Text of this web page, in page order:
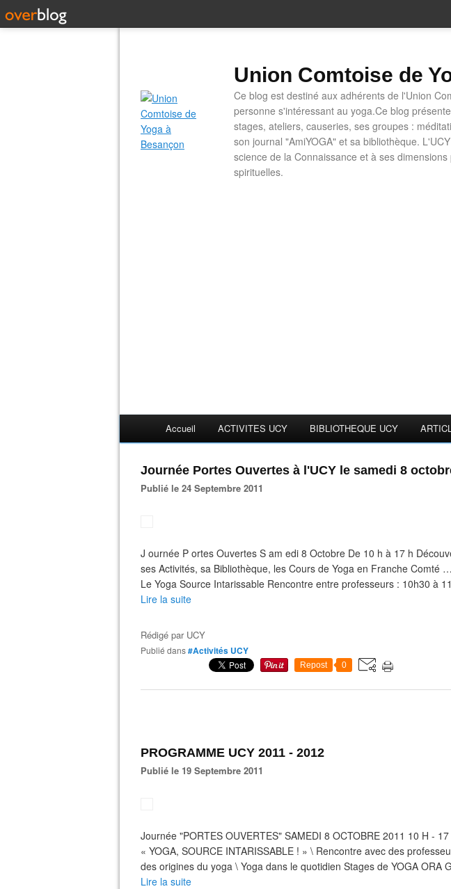
Union Comtoise de
Ce blog est destiné aux adhérents de l'Union
personne s'intéressant au yoga.Ce blog
stages, ateliers, causeries, ses groupes :
son journal "AmiYOGA" et sa bibliothèque.
science de la Connaissance et à ses
spirituelles.
Accueil ACTIVITES UCY BIBLIOTHEQUE UCY
Journée Portes Ouvertes à l'UCY le samedi 8
Publié le 24 Septembre 2011
J ournée P ortes Ouvertes S am edi 8 Octobre De 10 h à 17 h
ses Activités, sa Bibliothèque, les Cours de Yoga en Franche Comté
Le Yoga Source Intarissable Rencontre entre professeurs : 10h30 à
Lire la suite
Rédigé par UCY
Publié dans#Activités UCY
Repost 0
PROGRAMME UCY 2011 - 2012
Publié le 19 Septembre 2011
Journée "PORTES OUVERTES" SAMEDI 8 OCTOBRE 2011 10 H -
« YOGA, SOURCE INTARISSABLE ! » \ Rencontre avec des
des origines du yoga \ Yoga dans le quotidien Stages de YOGA ORA
Lire la suite